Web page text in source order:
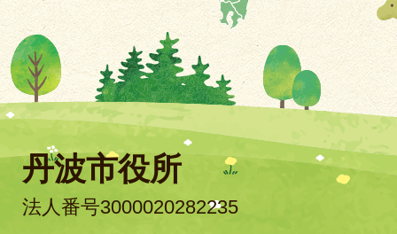
丹波市役所
法人番号3000020282235